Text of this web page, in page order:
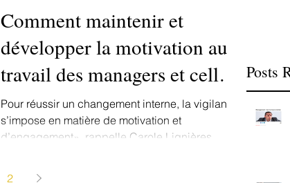
Comment maintenir et
développer la motivation au
travail des managers et celle
de leur équipe ?
Pour réussir un changement interne, la vigilance
s’impose en matière de motivation et
d’engagement», rappelle Carole Lignières,
2
Posts